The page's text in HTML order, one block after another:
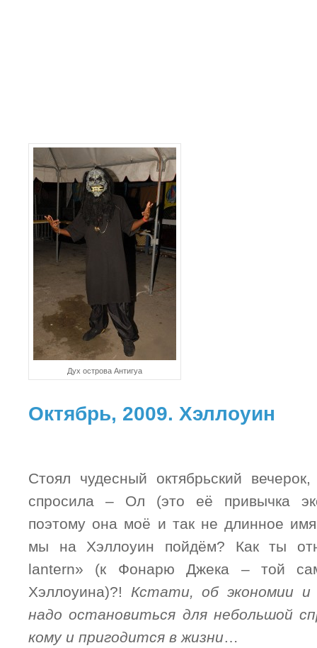
Дух острова Антигуа
Октябрь, 2009. Хэллоуин
Стоял чудесный октябрьский
спросила – Ол (это её привычка
поэтому она моё и так не длинное
мы на Хэллоуин пойдём? Как ты
lantern» (к Фонарю Джека – той
Хэллоуина)?! Кстати, об экономии и
надо остановиться для небольшой
кому и пригодится в жизни…